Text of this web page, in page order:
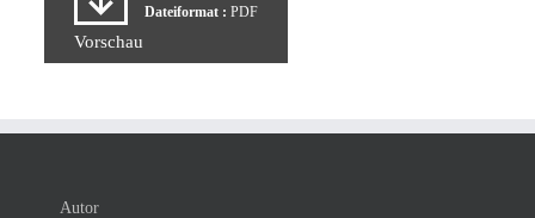
Dateiformat : PDF
Vorschau
Autor